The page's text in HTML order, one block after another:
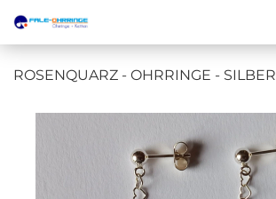
ROSENQUARZ - OHRRINGE - SILBER